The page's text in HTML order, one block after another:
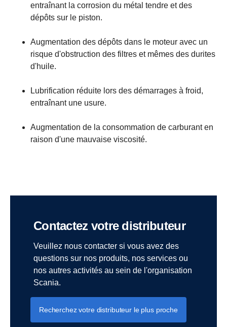
entraînant la corrosion du métal tendre et des
dépôts sur le piston.
Augmentation des dépôts dans le moteur avec un
risque d'obstruction des filtres et mêmes des durites
d'huile.
Lubrification réduite lors des démarrages à froid,
entraînant une usure.
Augmentation de la consommation de carburant en
raison d'une mauvaise viscosité.
Contactez votre distributeur
Veuillez nous contacter si vous avez des
questions sur nos produits, nos services ou
nos autres activités au sein de l'organisation
Scania.
Recherchez votre distributeur le plus proche